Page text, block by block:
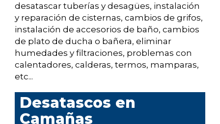
desatascar tuberías y desagües, instalación
y reparación de cisternas, cambios de grifos,
instalación de accesorios de baño, cambios
de plato de ducha o bañera, eliminar
humedades y filtraciones, problemas con
calentadores, calderas, termos, mamparas,
etc...
Desatascos en
Camañas